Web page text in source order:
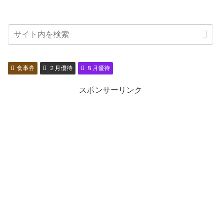
食事券 ２月優待 ８月優待
スポンサーリンク